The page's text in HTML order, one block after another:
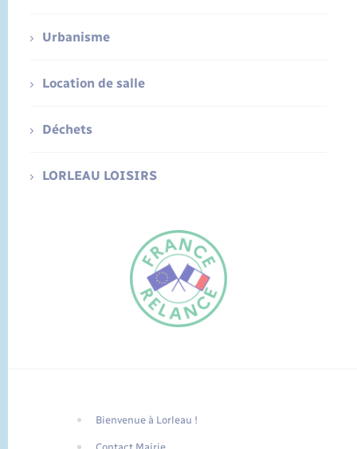
FR
Urbanisme
Location de salle
Déchets
LORLEAU LOISIRS
Bienvenue à Lorleau !